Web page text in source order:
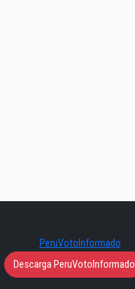
Descarga PeruVotoInformado